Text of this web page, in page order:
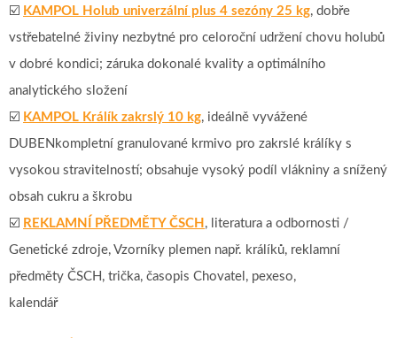
☑️ KAMPOL Holub univerzální plus 4 sezóny 25 kg, dobře
vstřebatelné živiny nezbytné pro celoroční udržení chovu holubů
v dobré kondici; záruka dokonalé kvality a optimálního
analytického složení
☑️ KAMPOL Králík zakrslý 10 kg, ideálně vyvážené
DUBENkompletní granulované krmivo pro zakrslé králíky s
vysokou stravitelností; obsahuje vysoký podíl vlákniny a snížený
obsah cukru a škrobu
☑️ REKLAMNÍ PŘEDMĚTY ČSCH , literatura a odbornosti /
Genetické zdroje, Vzorníky plemen např. králíků, reklamní
předměty ČSCH, trička, časopis Chovatel, pexeso,
kalendář